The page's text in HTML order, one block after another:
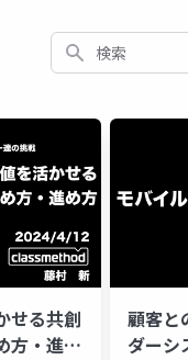
検索
せる共創
方・進め
顧客と
ダーシ